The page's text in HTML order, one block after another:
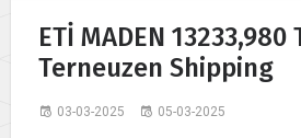
ETİ MADEN 13233,980
Terneuzen Shipping
03-03-2025 05-03-2025